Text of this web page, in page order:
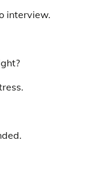
interview.